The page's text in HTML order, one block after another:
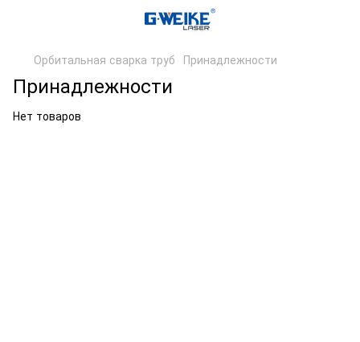
Орбитальная сварка труб Принадлежности
Принадлежности
Нет товаров